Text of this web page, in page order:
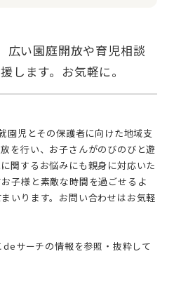
を行い、お子さんがのびのびと遊
関するお悩みにも親身に対応いた
子様と素敵な時間を過ごせるよ
いります。お問い合わせはお気軽
サーチの情報を参照・抜粋して